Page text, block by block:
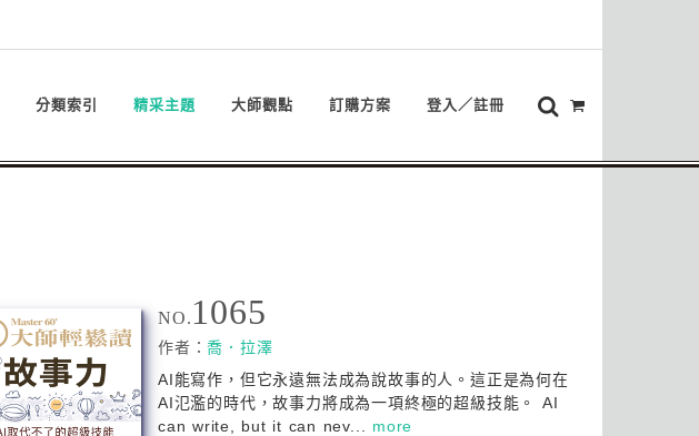
分類索引 精采主題 大師觀點 訂購方案 登入／註冊
NO. 1065
作者：喬．拉澤
AI能寫作，但它永遠無法成為說故事的人。這正是為何在
AI氾濫的時代，故事力將成為一項終極的超級技能。 AI
can write, but it can nev... more